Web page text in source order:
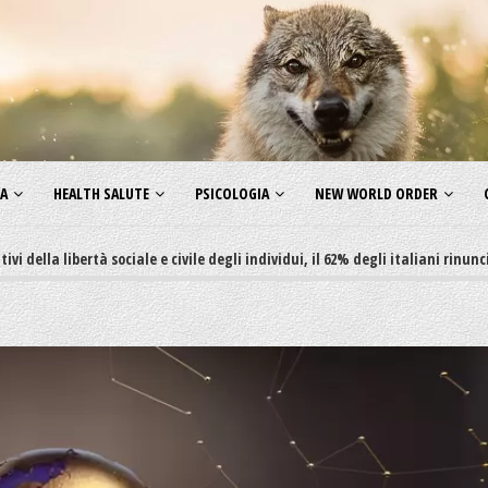
HEALTH SALUTE PSICOLOGIA NEW WORLD ORDER
sociale e civile degli individui, il 62% degli italiani rinuncia a fare